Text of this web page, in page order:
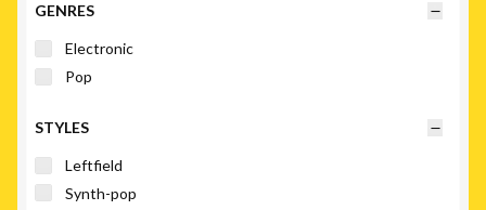
GENRES
Electronic
Pop
STYLES
Leftfield
Synth-pop